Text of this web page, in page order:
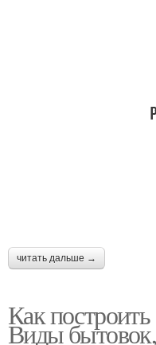
читать дальше →
Как
Виды